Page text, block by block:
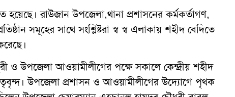
হয়েছে। রাউজান উপজেলা,থানা প্রশাসনের কর্মকর্তাগণ,
সমূহের সাথে সংশ্লিষ্টরা স্ব স্ব এলাকায় শহীদ বেদিতে
ও উপজেলা আওয়ামীলীগের পক্ষে সকালে কেন্দ্রীয় শহীদ
উপজেলা প্রশাসন ও আওয়ামীলীগের উদ্যোগে পৃথক